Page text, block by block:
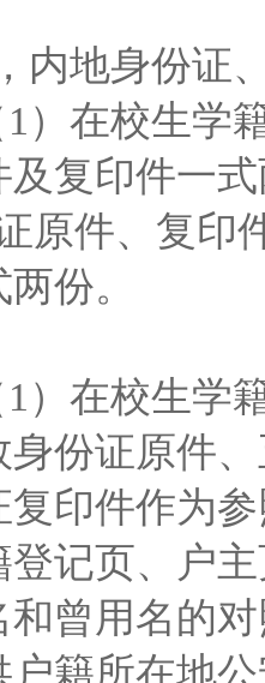
内地身份证
）在校生学
复印件一
原件、复印
份。
）在校生学
份证原件
印件作为
记页、户
和曾用名的
籍所在地